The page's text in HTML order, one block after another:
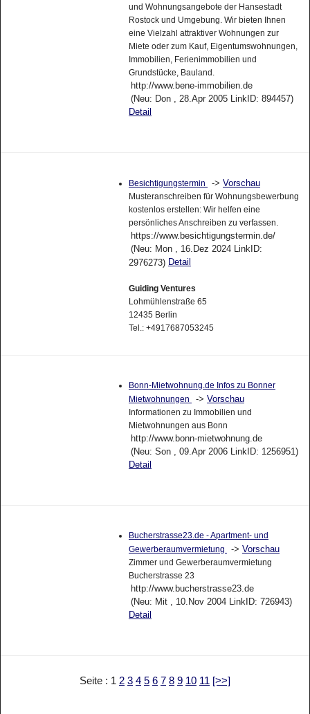
und Wohnungsangebote der Hansestadt
Rostock und Umgebung. Wir bieten Ihnen
eine Vielzahl attraktiver Wohnungen zur
Miete oder zum Kauf, Eigentumswohnungen,
Immobilien, Ferienimmobilien und
Grundstücke, Bauland.
http://www.bene-immobilien.de
(Neu: Don , 28.Apr 2005 LinkID: 894457)
Detail
Besichtigungstermin -> Vorschau
Musteranschreiben für Wohnungsbewerbung
kostenlos erstellen: Wir helfen eine
persönliches Anschreiben zu verfassen.
https://www.besichtigungstermin.de/
(Neu: Mon , 16.Dez 2024 LinkID:
2976273) Detail
Guiding Ventures
Lohmühlenstraße 65
12435 Berlin
Tel.: +4917687053245
Bonn-Mietwohnung.de Infos zu Bonner
Mietwohnungen
-> Vorschau
Informationen zu Immobilien und
Mietwohnungen aus Bonn
http://www.bonn-mietwohnung.de
(Neu: Son , 09.Apr 2006 LinkID: 1256951)
Detail
Bucherstrasse23.de - Apartment- und
Gewerberaumvermietung
-> Vorschau
Zimmer und Gewerberaumvermietung
Bucherstrasse 23
http://www.bucherstrasse23.de
(Neu: Mit , 10.Nov 2004 LinkID: 726943)
Detail
Seite : 1 2 3 4 5 6 7 8 9 10 11 [>>]